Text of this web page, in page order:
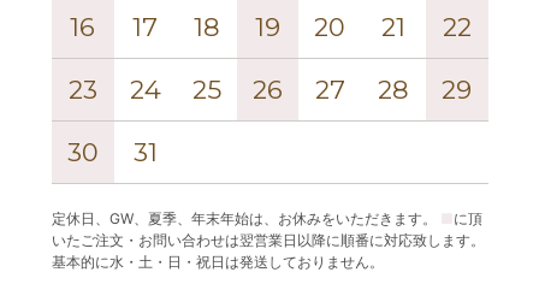
16 17 18 19 20 21 22
23 24 25 26 27 28 29
30 31
定休日、GW、夏季、年末年始は、お休みをいただきます。
に頂
いたご注文・お問い合わせは翌営業日以降に順番に対応致します。
基本的に水・土・日・祝日は発送しておりません。